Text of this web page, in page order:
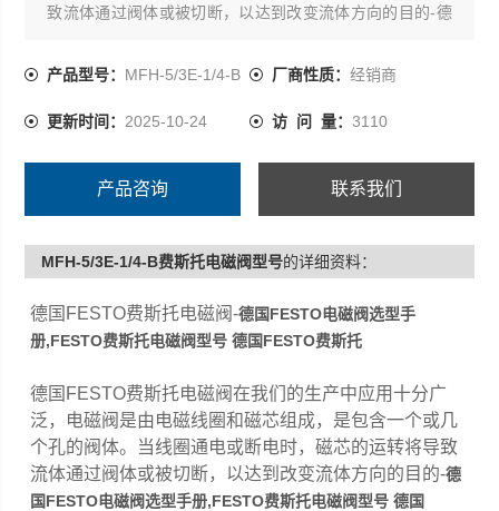
致流体通过阀体或被切断，以达到改变流体方向的目的-德
FESTO费斯托
产品型号： MFH-5/3E-1/4-B 厂商性质： 经销商
更新时间： 2025-10-24 访 问 量： 3110
产品咨询 联系我们
MFH-5/3E-1/4-B费斯托电磁阀型号的详细资料：
德国FESTO费斯托电磁阀-德国FESTO电磁阀选型手
册,FESTO费斯托电磁阀型号 德国FESTO费斯托
德国FESTO费斯托电磁阀在我们的生产中应用十分广
泛，电磁阀是由电磁线圈和磁芯组成，是包含一个或几
个孔的阀体。当线圈通电或断电时，磁芯的运转将导致
流体通过阀体或被切断，以达到改变流体方向的目的-德
国FESTO电磁阀选型手册,FESTO费斯托电磁阀型号 德国